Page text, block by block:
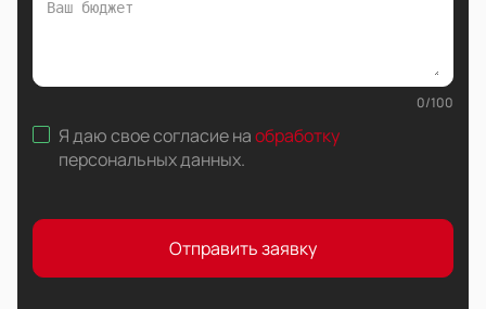
0/100
Я даю свое согласие наобработку
персональных данных.
Отправить заявку